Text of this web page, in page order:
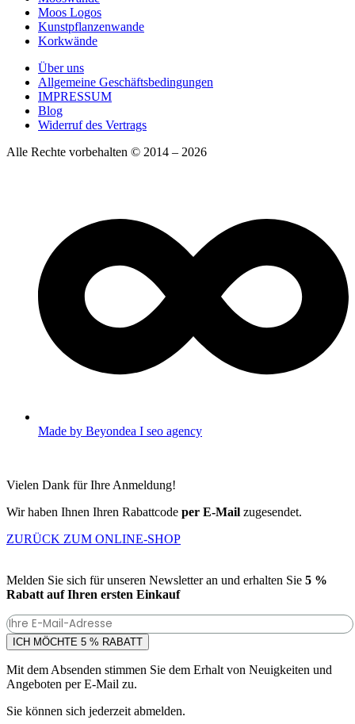
Moos Logos
Kunstpflanzenwande
Korkwände
Über uns
Allgemeine Geschäftsbedingungen
IMPRESSUM
Blog
Widerruf des Vertrags
Alle Rechte vorbehalten © 2014 – 2026
Made by Beyondea I seo agency
Vielen Dank für Ihre Anmeldung!
Wir haben Ihnen Ihren Rabattcode per E-Mail zugesendet.
ZURÜCK ZUM ONLINE-SHOP
Melden Sie sich für unseren Newsletter an und erhalten Sie 5 %
Rabatt auf Ihren ersten Einkauf
ICH MÖCHTE 5 % RABATT
Mit dem Absenden stimmen Sie dem Erhalt von Neuigkeiten und
Angeboten per E-Mail zu.
Sie können sich jederzeit abmelden.